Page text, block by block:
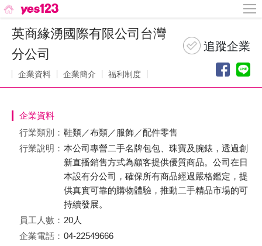
英商緣湧國際有限公司台灣
分公司
企業資料 企業簡介 福利制度
企業資料
行業類別： 鞋類／布類／服飾／配件零售
行業說明： 本公司專營二手名牌包包、珠寶及腕錶，透過創
新直播銷售方式為顧客提供優質商品。公司在日
本設有分公司，確保所有商品經過嚴格鑑定，提
供真實可靠的購物體驗，推動二手精品市場的可
持續發展。
員工人數： 20人
企業電話： 04-22549666